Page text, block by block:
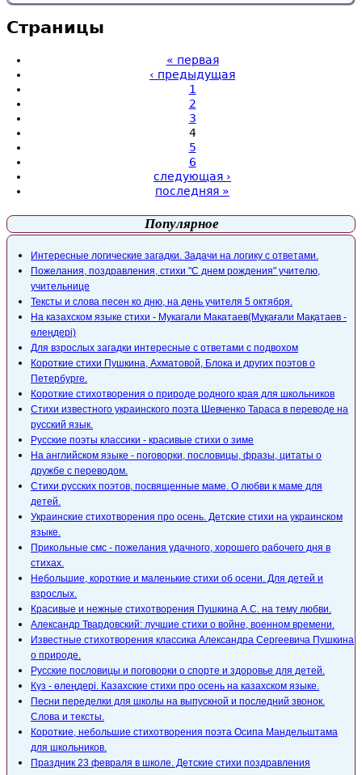
Страницы
« первая
‹ предыдущая
1
2
3
4
5
6
следующая ›
последняя »
Популярное
Интересные логические загадки. Задачи на логику с ответами.
Пожелания, поздравления, стихи "С днем рождения" учителю,
учительнице
Тексты и слова песен ко дню, на день учителя 5 октября.
На казахском языке стихи - Мукагали Макатаев(Мұқағали Мақатаев -
өлеңдері)
Для взрослых загадки интересные с ответами с подвохом
Короткие стихи Пушкина, Ахматовой, Блока и других поэтов о
Петербурге.
Короткие стихотворения о природе родного края для школьников
Стихи известного украинского поэта Шевченко Тараса в переводе на
русский язык.
Русские поэты классики - красивые стихи о зиме
На английском языке - поговорки, пословицы, фразы, цитаты о
дружбе с переводом.
Стихи русских поэтов, посвященные маме. О любви к маме для
детей.
Украинские стихотворения про осень. Детские стихи на украинском
языке.
Прикольные смс - пожелания удачного, хорошего рабочего дня в
стихах.
Небольшие, короткие и маленькие стихи об осени. Для детей и
взрослых.
Красивые и нежные стихотворения Пушкина А.С. на тему любви.
Александр Твардовский: лучшие стихи о войне, военном времени.
Известные стихотворения классика Александра Сергеевича Пушкина
о природе.
Русские пословицы и поговорки о спорте и здоровье для детей.
Күз - өлеңдері. Казахские стихи про осень на казахском языке.
Песни переделки для школы на выпускной и последний звонок.
Слова и тексты.
Короткие, небольшие стихотворения поэта Осипа Мандельштама
для школьников.
Праздник 23 февраля в школе. Детские стихи поздравления